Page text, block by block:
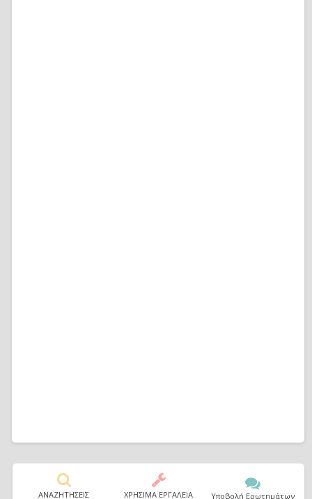
ΑΝΑΖΗΤΗΣΕΙΣ ΧΡΗΣΙΜΑ ΕΡΓΑΛΕΙΑ Υποβολή Ερωτημάτων